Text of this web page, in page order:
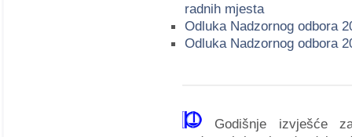
radnih mjesta
Odluka Nadzornog odbora
Odluka Nadzornog odbora
Godišnje izvješće